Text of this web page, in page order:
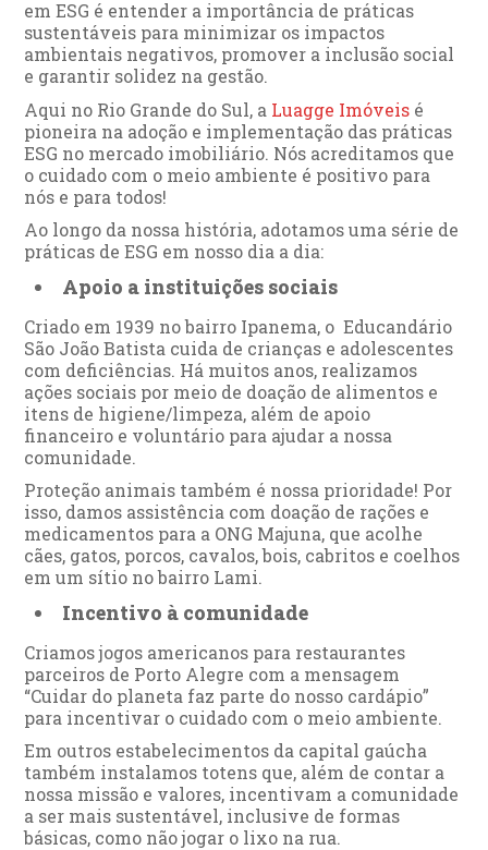
em ESG é entender a importância de práticas
sustentáveis para minimizar os impactos
ambientais negativos, promover a inclusão social
e garantir solidez na gestão.
Aqui no Rio Grande do Sul, a Luagge Imóveis é
pioneira na adoção e implementação das práticas
ESG no mercado imobiliário. Nós acreditamos que
o cuidado com o meio ambiente é positivo para
nós e para todos!
Ao longo da nossa história, adotamos uma série de
práticas de ESG em nosso dia a dia:
Apoio a instituições sociais
Criado em 1939 no bairro Ipanema, o Educandário
São João Batista cuida de crianças e adolescentes
com deficiências. Há muitos anos, realizamos
ações sociais por meio de doação de alimentos e
itens de higiene/limpeza, além de apoio
financeiro e voluntário para ajudar a nossa
comunidade.
Proteção animais também é nossa prioridade! Por
isso, damos assistência com doação de rações e
medicamentos para a ONG Majuna, que acolhe
cães, gatos, porcos, cavalos, bois, cabritos e coelhos
em um sítio no bairro Lami.
Incentivo à comunidade
Criamos jogos americanos para restaurantes
parceiros de Porto Alegre com a mensagem
“Cuidar do planeta faz parte do nosso cardápio”
para incentivar o cuidado com o meio ambiente.
Em outros estabelecimentos da capital gaúcha
também instalamos totens que, além de contar a
nossa missão e valores, incentivam a comunidade
a ser mais sustentável, inclusive de formas
básicas, como não jogar o lixo na rua.